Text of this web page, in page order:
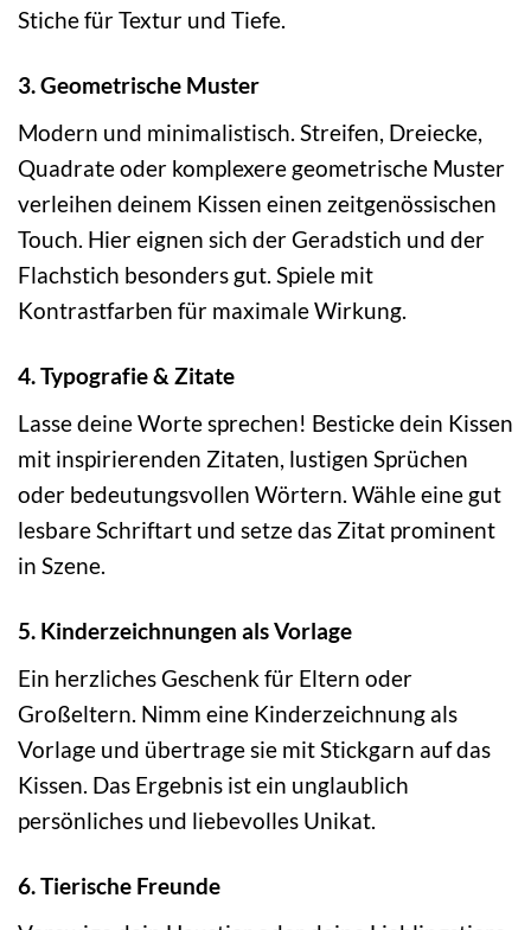
Stiche für Textur und Tiefe.
3. Geometrische Muster
Modern und minimalistisch. Streifen, Dreiecke,
Quadrate oder komplexere geometrische Muster
verleihen deinem Kissen einen zeitgenössischen
Touch. Hier eignen sich der Geradstich und der
Flachstich besonders gut. Spiele mit
Kontrastfarben für maximale Wirkung.
4. Typografie & Zitate
Lasse deine Worte sprechen! Besticke dein Kissen
mit inspirierenden Zitaten, lustigen Sprüchen
oder bedeutungsvollen Wörtern. Wähle eine gut
lesbare Schriftart und setze das Zitat prominent
in Szene.
5. Kinderzeichnungen als Vorlage
Ein herzliches Geschenk für Eltern oder
Großeltern. Nimm eine Kinderzeichnung als
Vorlage und übertrage sie mit Stickgarn auf das
Kissen. Das Ergebnis ist ein unglaublich
persönliches und liebevolles Unikat.
6. Tierische Freunde